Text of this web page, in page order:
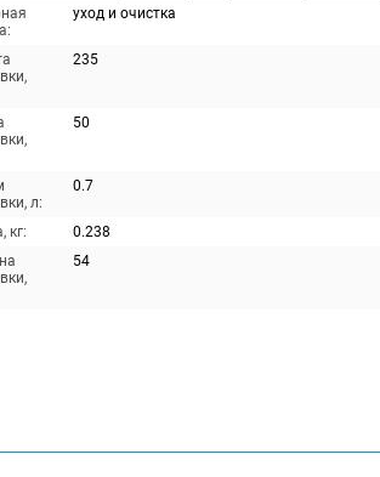
уход и очистка
235
50
л:
0.7
кг:
0.238
54